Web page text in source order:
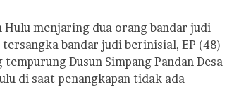
Hulu menjaring dua orang bandar judi
bandar judi berinisial, EP (48)
Dusun Simpang Pandan Desa
di saat penangkapan tidak ada